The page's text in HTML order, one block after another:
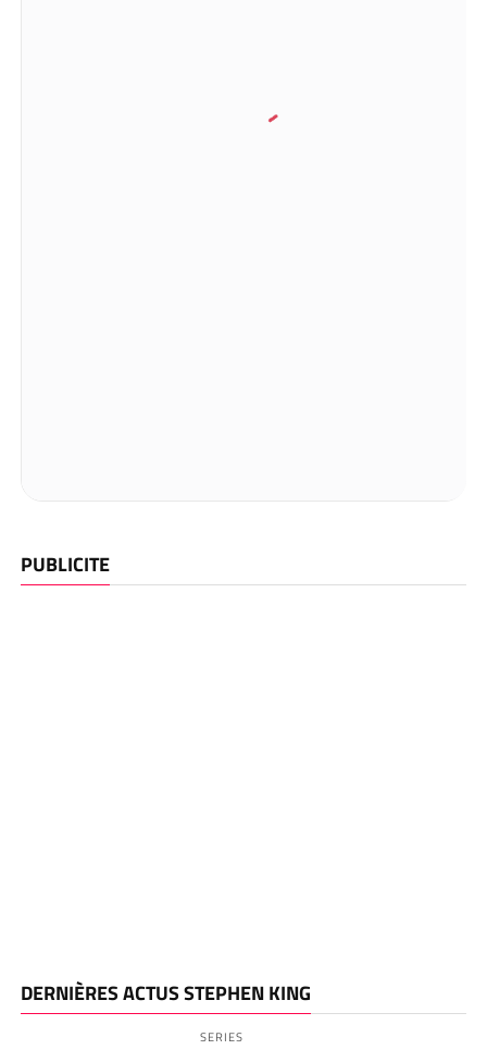
PUBLICITE
DERNIÈRES ACTUS STEPHEN KING
SERIES